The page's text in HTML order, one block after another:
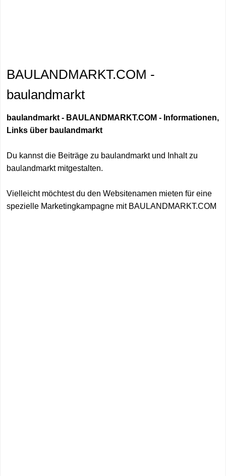
BAULANDMARKT.COM -
baulandmarkt
baulandmarkt - BAULANDMARKT.COM - Informationen,
Links über baulandmarkt
Du kannst die Beiträge zu baulandmarkt und Inhalt zu
baulandmarkt mitgestalten.
Vielleicht möchtest du den Websitenamen mieten für eine
spezielle Marketingkampagne mit BAULANDMARKT.COM